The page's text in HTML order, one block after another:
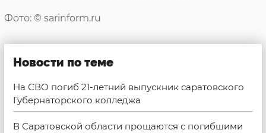
Фото: © sarinform.ru
Новости по теме
На СВО погиб 21-летний выпускник саратовского
Губернаторского колледжа
В Саратовской области прощаются с погибшими